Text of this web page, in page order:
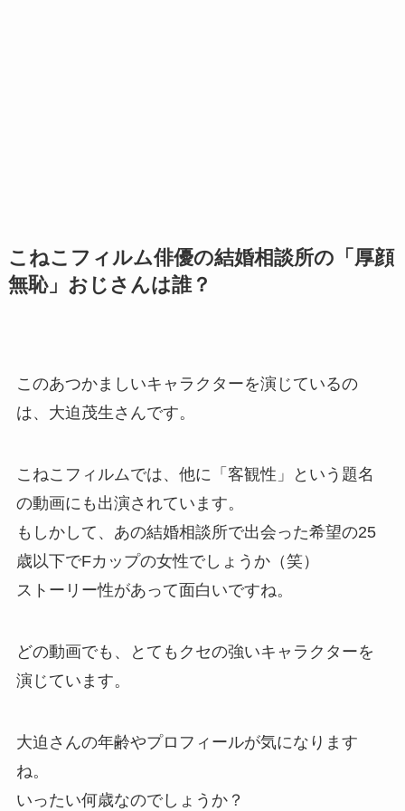
こねこフィルム俳優の結婚相談所の「厚顔
無恥」おじさんは誰？
このあつかましいキャラクターを演じているの
は、大迫茂生さんです。
こねこフィルムでは、他に「客観性」という題名
の動画にも出演されています。
もしかして、あの結婚相談所で出会った希望の25
歳以下でFカップの女性でしょうか（笑）
ストーリー性があって面白いですね。
どの動画でも、とてもクセの強いキャラクターを
演じています。
大迫さんの年齢やプロフィールが気になります
ね。
いったい何歳なのでしょうか？